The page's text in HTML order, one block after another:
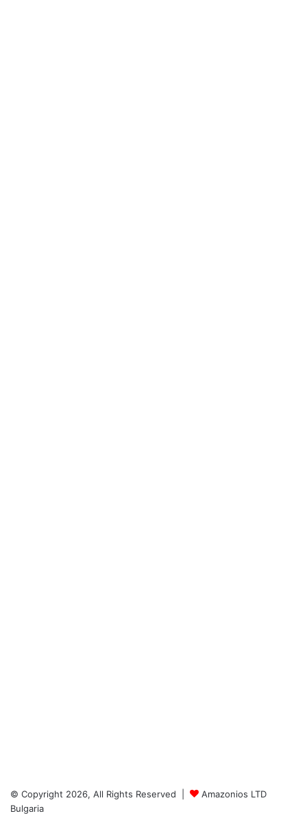
© Copyright 2026, All Rights Reserved |
Amazonios LTD
Bulgaria